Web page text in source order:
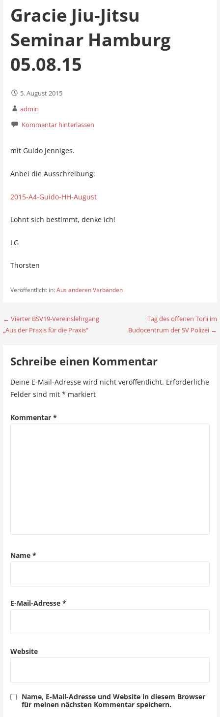
Gracie Jiu-Jitsu
Seminar Hamburg
05.08.15
5. August 2015
admin
Kommentar hinterlassen
mit Guido Jenniges.
Anbei die Ausschreibung:
2015-A4-Guido-HH-August
Lohnt sich bestimmt, denke ich!
LG
Thorsten
Veröffentlicht in:Aus anderen Verbänden
B
a
a
o
← Vierter BSV19-Vereinslehrgang
„Aus der Praxis für die Praxis“
Tag des offenen Torii im
Budocentrum der SV Polizei →
Schreibe einen Kommentar
Deine E-Mail-Adresse wird nicht veröffentlicht. Erforderliche
Felder sind mit * markiert
Kommentar *
Name *
E-Mail-Adresse *
Website
Name, E-Mail-Adresse und Website in diesem Browser
für meinen nächsten Kommentar speichern.